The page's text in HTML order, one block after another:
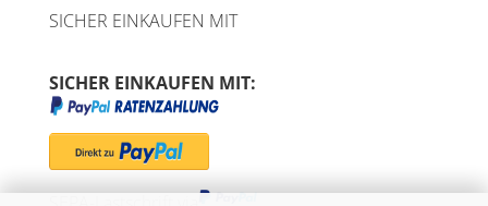
SICHER EINKAUFEN MIT
SICHER EINKAUFEN MIT: